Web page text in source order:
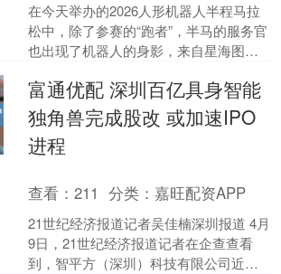
在今天举办的2026人形机器人半程马拉
松中，除了参赛的“跑者”，半马的服务官
也出现了机器人的身影，来自星海图的
“这是我们第一....
富通优配 深圳百亿具身智能
独角兽完成股改 或加速IPO
进程
查看：211 分类：嘉旺配资APP
21世纪经济报道记者吴佳楠深圳报道 4月
9日，21世纪经济报道记者在企查查看
到，智平方（深圳）科技有限公司近日